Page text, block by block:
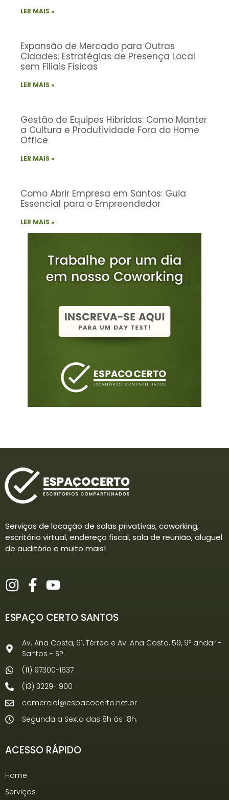
LER MAIS »
Expansão de Mercado para Outras
Cidades: Estratégias de Presença Local
sem Filiais Físicas
LER MAIS »
Gestão de Equipes Híbridas: Como Manter
a Cultura e Produtividade Fora do Home
Office
LER MAIS »
Como Abrir Empresa em Santos: Guia
Essencial para o Empreendedor
LER MAIS »
Serviços de locação de salas privativas, coworking,
escritório virtual, endereço fiscal, sala de reunião, aluguel
de auditório e muito mais!
ESPAÇO CERTO SANTOS
Av. Ana Costa, 61, Térreo e Av. Ana Costa, 59, 9º andar -
Santos - SP.
(11) 97300-1637
(13) 3229-1900
comercial@espacocerto.net.br
Segunda a Sexta das 8h às 18h.
ACESSO RÁPIDO
Home
Serviços